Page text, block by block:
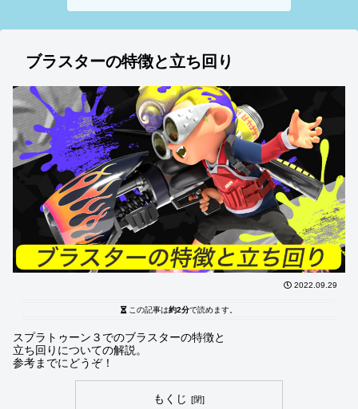
ブラスターの特徴と立ち回り
2022.09.29
この記事は約2分で読めます。
スプラトゥーン３でのブラスターの特徴と
立ち回りについての解説。
参考までにどうぞ！
もくじ